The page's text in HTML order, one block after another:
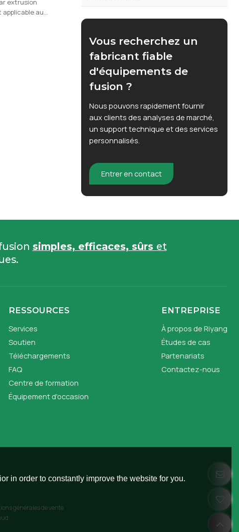
extrusion
applicable au
Vous recherchez un
fabricant fiable
d'équipements de
fusion ?
Nous pouvons rapidement fournir
aux clients des analyses de marché,
un support technique et des services
personnalisés.
Entrer en contact
simples, efficaces, sûrs et
RESSOURCES
Services
Soutien
Téléchargements
FAQ
Centre de formation
Équipement d'occasion
ENTREPRISE
À propos de Riyang
Études de cas
Partenariats
Contactez-nous
générales de vente
in order to constantly improve the website for you.